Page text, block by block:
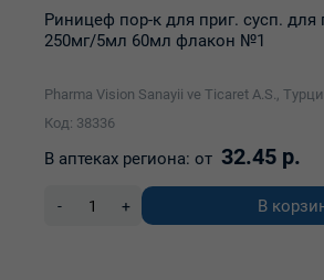
Риницеф пор-к для приг. сусп. для
250мг/5мл 60мл флакон №1
Код: 38336
В аптеках региона: от 32.45 р.
- + В